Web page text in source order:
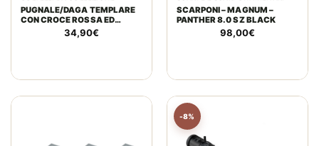
PUGNALE/DAGA TEMPLARE
CON CROCE ROSSA ED
IMPUGNATURA IN VELLUTO
34,90€
SCARPONI – MAGNUM –
PANTHER 8.0 SZ BLACK
98,00€
-8%